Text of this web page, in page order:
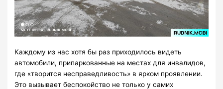
Каждому из нас хотя бы раз приходилось видеть
автомобили, припаркованные на местах для инвалидов,
где «творится несправедливость» в ярком проявлении.
Это вызывает беспокойство не только у самих